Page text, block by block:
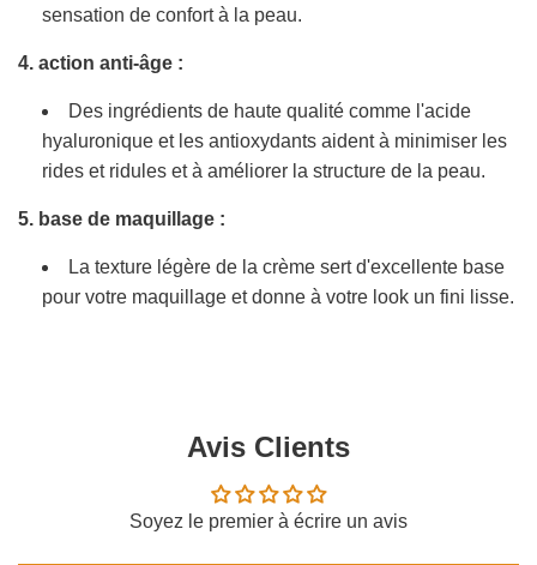
sensation de confort à la peau.
4. action anti-âge :
Des ingrédients de haute qualité comme l'acide
hyaluronique et les antioxydants aident à minimiser les
rides et ridules et à améliorer la structure de la peau.
5. base de maquillage :
La texture légère de la crème sert d'excellente base
pour votre maquillage et donne à votre look un fini lisse.
Avis Clients
Soyez le premier à écrire un avis